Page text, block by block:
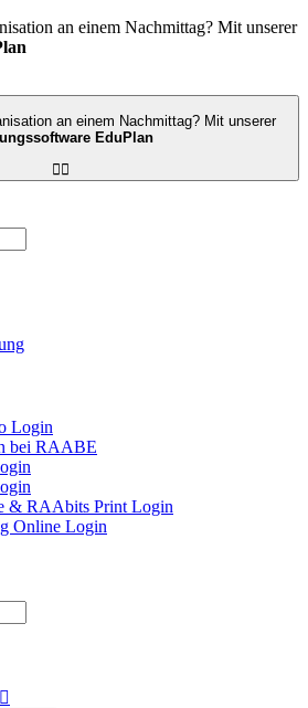
an einem Nachmittag? Mit unserer
an einem Nachmittag? Mit unserer
EduPlan

Login
bei RAABE
& RAAbits Print Login
Online Login
